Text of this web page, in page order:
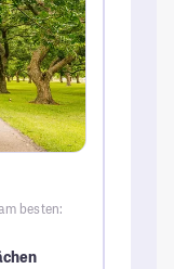
besten: